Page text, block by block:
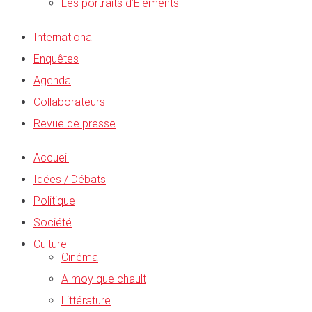
Les portraits d’Éléments
International
Enquêtes
Agenda
Collaborateurs
Revue de presse
Accueil
Idées / Débats
Politique
Société
Culture
Cinéma
A moy que chault
Littérature